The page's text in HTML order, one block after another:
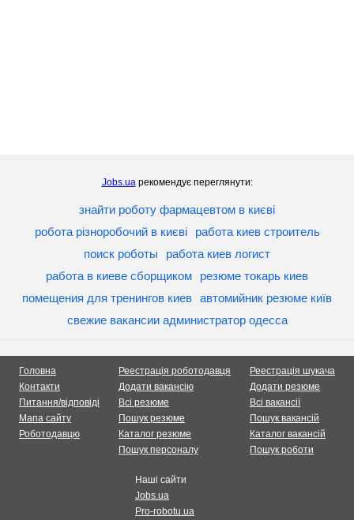
Jobs.uaрекомендує переглянути:
знайти роботу фармацевтом в києві
робота різноробочий в києві
работа киев строитель
поиск роботы
работа киев логист
работа в киеве сборщиком
резюме токарь киев
помещения для тренингов киев автомийник резюме київ
свежие вакансии администратор одесса
Головна
Контакти
Питання/відповіді
Мапа сайту
Роботодавцю
Реестрація роботодавця
Додати вакансію
Всі резюме
Пошук резюме
Каталог резюме
Пошук персоналу
Реестрація шукача
Додати резюме
Всі вакансії
Пошук вакансій
Каталог вакансій
Пошук роботи
Наші сайти
Jobs.ua
Pro-robotu.ua